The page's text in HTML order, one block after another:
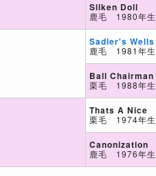
Silken Doll
鹿毛 1980年生
Sadler's Wells
鹿毛 1981年生
Ball Chairman
栗毛 1988年生
Thats A Nice
栗毛 1974年生
Canonization
鹿毛 1976年生